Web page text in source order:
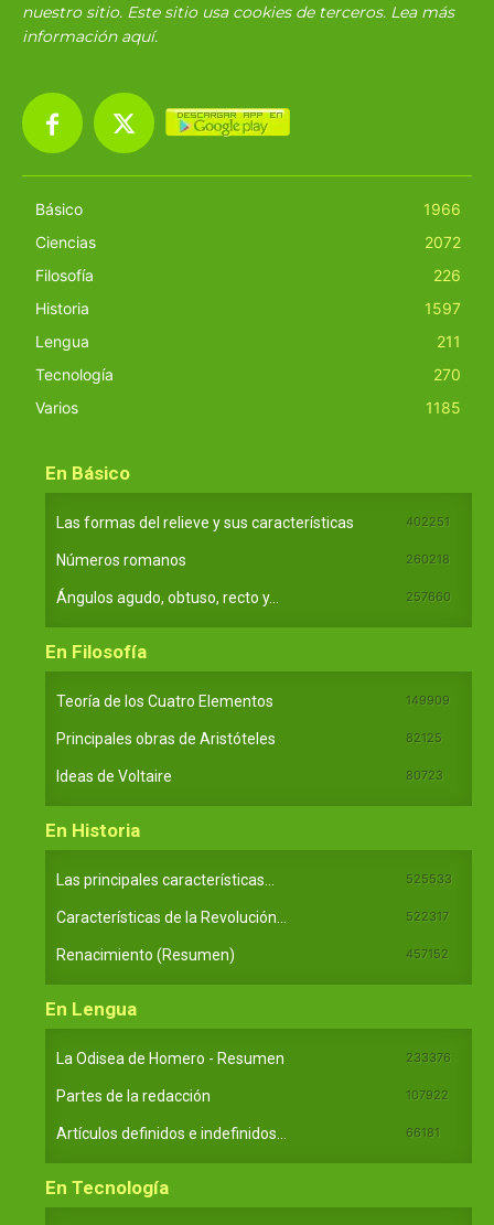
nuestro sitio. Este sitio usa cookies de terceros. Lea más
información aquí.
Básico
1966
Ciencias
2072
Filosofía
226
Historia
1597
Lengua
211
Tecnología
270
Varios
1185
En Básico
Las formas del relieve y sus características 402251
Números romanos 260218
Ángulos agudo, obtuso, recto y... 257660
En Filosofía
Teoría de los Cuatro Elementos 149909
Principales obras de Aristóteles 82125
Ideas de Voltaire 80723
En Historia
Las principales características... 525533
Características de la Revolución... 522317
Renacimiento (Resumen) 457152
En Lengua
La Odisea de Homero - Resumen 233376
Partes de la redacción 107922
Artículos definidos e indefinidos... 66181
En Tecnología